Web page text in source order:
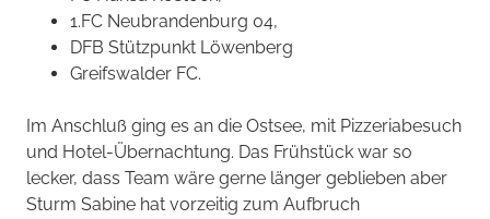
1.FC Neubrandenburg 04,
DFB Stützpunkt Löwenberg
Greifswalder FC.
Im Anschluß ging es an die Ostsee, mit Pizzeriabesuch
und Hotel-Übernachtung. Das Frühstück war so
lecker, dass Team wäre gerne länger geblieben aber
Sturm Sabine hat vorzeitig zum Aufbruch